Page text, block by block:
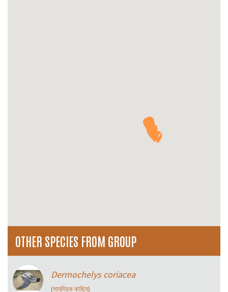
OTHER SPECIES FROM GROUP
Dermochelys coriacea
(সামুদ্রিক কাছিম)